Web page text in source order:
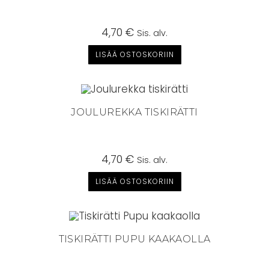
4,70 € Sis. alv.
LISÄÄ OSTOSKORIIN
JOULUREKKA TISKIRÄTTI
4,70 € Sis. alv.
LISÄÄ OSTOSKORIIN
TISKIRÄTTI PUPU KAAKAOLLA